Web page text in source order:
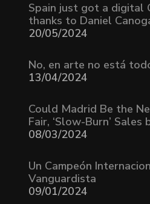
Spain just got a digital
thanks to Daniel
20/05/2024
No, en arte no está
13/04/2024
Could Madrid Be the
Fair, ‘Slow-Burn’ Sales
08/03/2024
Un Campeón
Vanguardista
09/01/2024